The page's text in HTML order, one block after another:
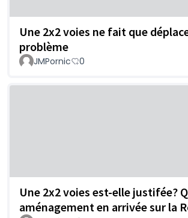
Une 2x2 voies ne fait que
problème
JMPornic 0
Une 2x2 voies est-elle justifée?
aménagement en arrivée sur la